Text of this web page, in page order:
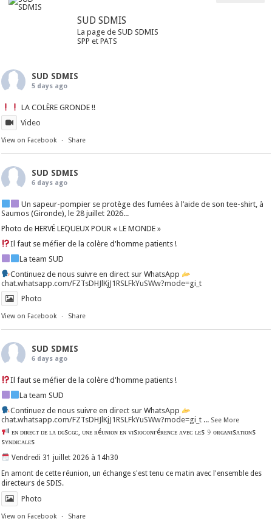
SUD SDMIS
La page de SUD SDMIS
SPP et PATS
SUD SDMIS
5 days ago
LA COLÈRE GRONDE !!
Video
View on Facebook · Share
SUD SDMIS
6 days ago
Un sapeur-pompier se protège des fumées à l’aide de son tee-shirt, à
Saumos (Gironde), le 28 juillet 2026...
Photo de HERVÉ LEQUEUX POUR « LE MONDE »
Il faut se méfier de la colère d'homme patients !
La team SUD
Continuez de nous suivre en direct sur WhatsApp
chat.whatsapp.com/FZTsDHJlKjJ1RSLFkYuSWw?mode=gi_t
Photo
View on Facebook · Share
SUD SDMIS
6 days ago
Il faut se méfier de la colère d'homme patients !
La team SUD
Continuez de nous suivre en direct sur WhatsApp
chat.whatsapp.com/FZTsDHJlKjJ1RSLFkYuSWw?mode=gi_t
ᴇɴ ᴅɪʀᴇᴄᴛ ᴅᴇ ʟᴀ ᴅɢsᴄɢᴄ, ᴜɴᴇ ʀéᴜɴɪᴏɴ ᴇɴ ᴠɪsɪᴏᴄᴏɴғéʀᴇɴᴄᴇ ᴀᴠᴇᴄ ʟᴇs 𝟿 ᴏʀɢᴀɴɪsᴀᴛɪᴏɴs
sʏɴᴅɪᴄᴀʟᴇs
Vendredi 31 juillet 2026 à 14h30
En amont de cette réunion, un échange s'est tenu ce matin avec l'ensemble des
directeurs de SDIS.
... See More
Photo
View on Facebook · Share